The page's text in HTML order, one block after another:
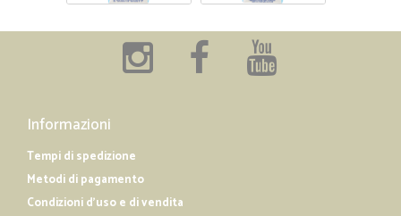
Informazioni
Tempi di spedizione
Metodi di pagamento
Condizioni d'uso e di vendita